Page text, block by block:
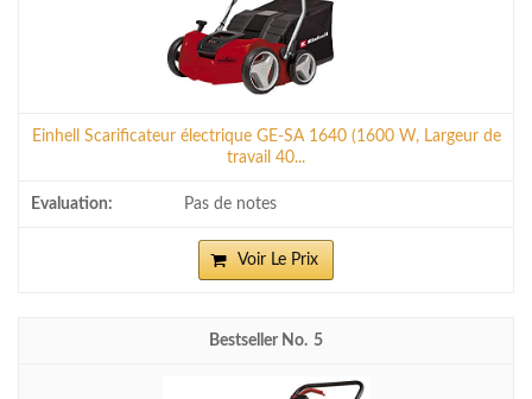
Einhell Scarificateur électrique GE-SA 1640 (1600 W, Largeur de
travail 40...
Pas de notes
Voir Le Prix
5